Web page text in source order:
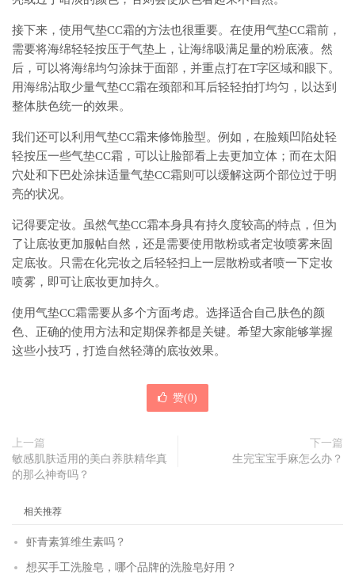
接下来，使用气垫CC霜的方法也很重要。在使用气垫CC霜前，
需要将海绵轻轻按压于气垫上，让海绵吸满足量的粉底液。然
后，可以将海绵均匀涂抹于面部，并重点打在T字区域和眼下。
用海绵沾取少量气垫CC霜在颈部和耳后轻轻拍打均匀，以达到
整体肤色统一的效果。
我们还可以利用气垫CC霜来修饰脸型。例如，在脸颊凹陷处轻
轻按压一些气垫CC霜，可以让脸部看上去更加立体；而在太阳
穴处和下巴处涂抹适量气垫CC霜则可以缓解这两个部位过于明
亮的状况。
记得要定妆。虽然气垫CC霜本身具有持久度较高的特点，但为
了让底妆更加服帖自然，还是需要使用散粉或者定妆喷雾来固
定底妆。只需在化完妆之后轻轻扫上一层散粉或者喷一下定妆
喷雾，即可让底妆更加持久。
使用气垫CC霜需要从多个方面考虑。选择适合自己肤色的颜
色、正确的使用方法和定期保养都是关键。希望大家能够掌握
这些小技巧，打造自然轻薄的底妆效果。
赞(0)
上一篇
敏感肌肤适用的美白养肤精华真
的那么神奇吗？
下一篇
生完宝宝手麻怎么办？
相关推荐
虾青素算维生素吗？
想买手工洗脸皂，哪个品牌的洗脸皂好用？